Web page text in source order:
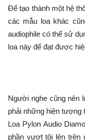
Để tạo thành một hệ
các mẫu loa khác
audiophile có thể sử
loa này để đạt được
Người nghe cũng nên
phải những hiện tượng
Loa Pylon Audio
phần vượt tội lên trên